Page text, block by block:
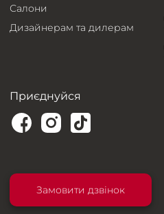
Салони
Дизайнерам та дилерам
Приєднуйся
Замовити дзвінок